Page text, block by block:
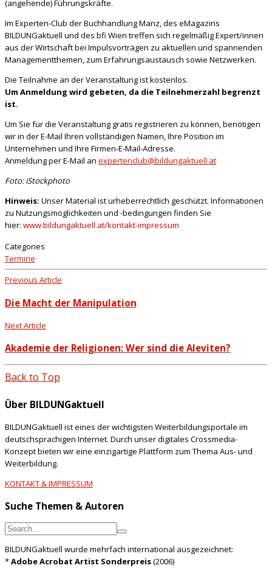
(angehende) Führungskräfte.
Im Experten-Club der Buchhandlung Manz, des eMagazins
BILDUNGaktuell und des bfi Wien treffen sich regelmäßig Expert/innen
aus der Wirtschaft bei Impulsvorträgen zu aktuellen und spannenden
Managementthemen, zum Erfahrungsaustausch sowie Netzwerken.
Die Teilnahme an der Veranstaltung ist kostenlos.
Um Anmeldung wird gebeten, da die Teilnehmerzahl begrenzt
ist.
Um Sie für die Veranstaltung gratis registrieren zu können, benötigen
wir in der E-Mail Ihren vollständigen Namen, Ihre Position im
Unternehmen und Ihre Firmen-E-Mail-Adresse.
Anmeldung per E-Mail an expertenclub@bildungaktuell.at
Foto: iStockphoto
Hinweis: Unser Material ist urheberrechtlich geschützt. Informationen
zu Nutzungsmöglichkeiten und -bedingungen finden Sie
hier: www.bildungaktuell.at/kontakt-impressum
Categories
Termine
Previous Article
Die Macht der Manipulation
Next Article
Akademie der Religionen: Wer sind die Aleviten?
Back to Top
Über BILDUNGaktuell
BILDUNGaktuell ist eines der wichtigsten Weiterbildungsportale im
deutschsprachigen Internet. Durch unser digitales Crossmedia-
Konzept bieten wir eine einzigartige Plattform zum Thema Aus- und
Weiterbildung.
KONTAKT & IMPRESSUM
Suche Themen & Autoren
BILDUNGaktuell wurde mehrfach international ausgezeichnet:
*Adobe Acrobat Artist Sonderpreis(2006)